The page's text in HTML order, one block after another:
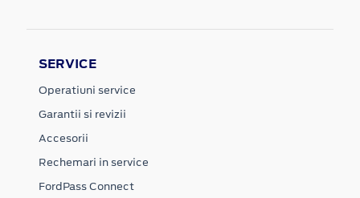
SERVICE
Operatiuni service
Garantii si revizii
Accesorii
Rechemari in service
FordPass Connect